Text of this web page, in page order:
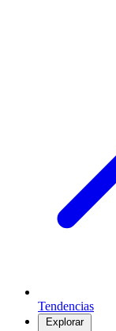
Tendencias
Explorar